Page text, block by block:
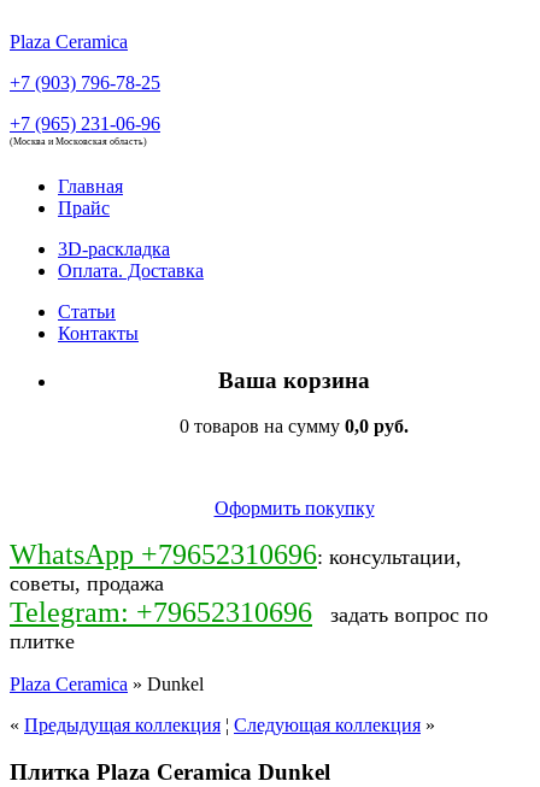
Plaza Ceramica
+7 (903) 796-78-25
+7 (965) 231-06-96
(Москва и Московская область)
Главная
Прайс
3D-раскладка
Оплата. Доставка
Статьи
Контакты
Ваша корзина
0 товаров на сумму 0,0 руб.
Оформить покупку
WhatsApp +79652310696: консультации,
советы, продажа
Telegram: +79652310696
задать вопрос по
плитке
Plaza Ceramica » Dunkel
« Предыдущая коллекция ¦ Следующая коллекция »
Плитка Plaza Ceramica Dunkel